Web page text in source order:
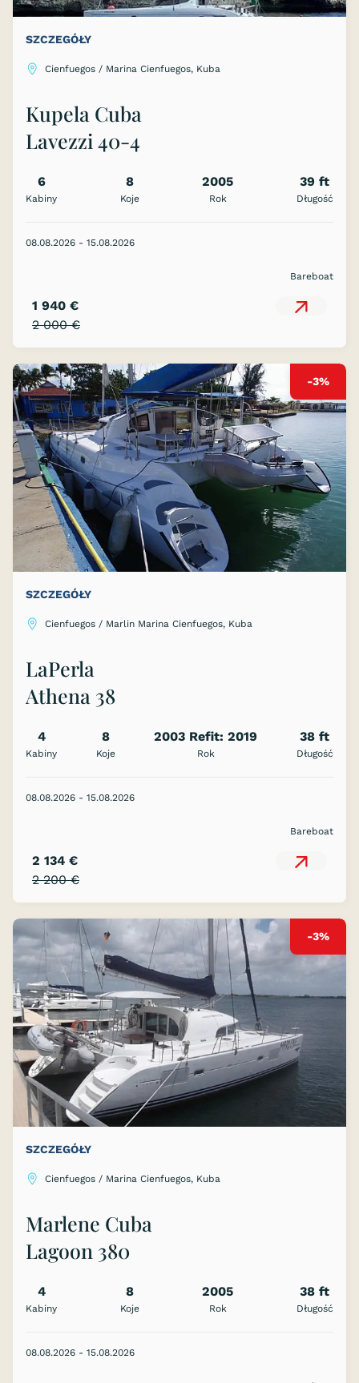
SZCZEGÓŁY
Cienfuegos / Marina Cienfuegos, Kuba
Kupela Cuba
Lavezzi 40-4
6
Kabiny
8
Koje
2005
Rok
39 ft
Długość
08.08.2026 - 15.08.2026
Bareboat
2 000 €
1 940 €
-3%
SZCZEGÓŁY
Cienfuegos / Marlin Marina Cienfuegos, Kuba
LaPerla
Athena 38
4
Kabiny
8
Koje
2003 Refit: 2019
Rok
38 ft
Długość
08.08.2026 - 15.08.2026
Bareboat
2 200 €
2 134 €
-3%
SZCZEGÓŁY
Cienfuegos / Marina Cienfuegos, Kuba
Marlene Cuba
Lagoon 380
4
Kabiny
8
Koje
2005
Rok
38 ft
Długość
08.08.2026 - 15.08.2026